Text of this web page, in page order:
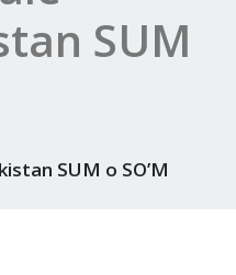
SUM
SUM o SO’M